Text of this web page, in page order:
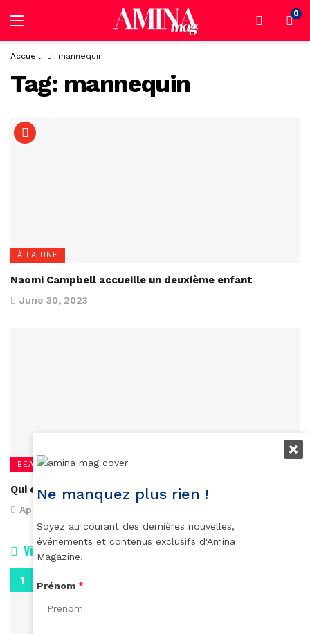
0
Accueil mannequin
Tag: mannequin
À LA UNE
Naomi Campbell accueille un deuxième enfant
June 30, 2023
BEAUTÉ
Qui est Oluchi Onweagba-Orlandi ?
April 26, 2023
Vidéos
Ne manquez plus rien !
Soyez au courant des dernières nouvelles,
événements et contenus exclusifs d'Amina
Magazine.
Prénom *